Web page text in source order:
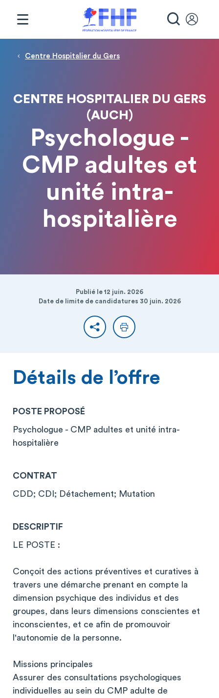
Fil d'Ariane
Centre Hospitalier du Gers
CENTRE HOSPITALIER DU GERS
(AUCH)
Psychologue -
CMP adultes et
unité intra-
hospitalière
Publié le 12 juin. 2026
Date de limite de candidatures 30 juin. 2026
PartagerImprimer
Détails de l’offre
POSTE PROPOSÉ
Psychologue - CMP adultes et unité intra-
hospitalière
CONTRAT
CDD; CDI; Détachement; Mutation
DESCRIPTIF
LE POSTE :
Conçoit des actions préventives et curatives à
travers une démarche prenant en compte la
dimension psychique des individus et des
groupes, dans leurs dimensions conscientes et
inconscientes, et ce afin de promouvoir
l'autonomie de la personne.
Missions principales
Assurer des consultations psychologiques
individuelles au sein du CMP adulte de
Panneau de gestion des cookies